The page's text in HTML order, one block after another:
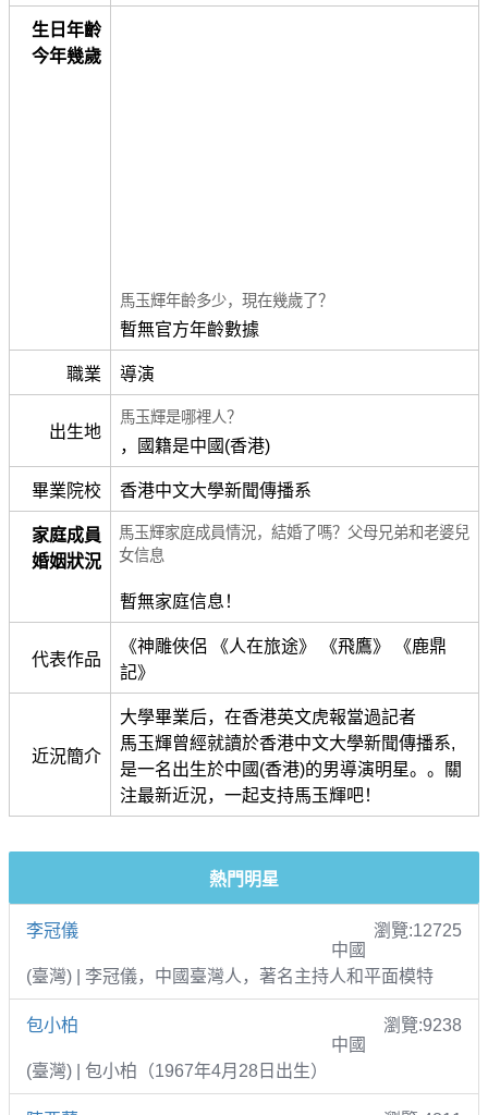
生日年齡
今年幾歲
馬玉輝年齡多少，現在幾歲了？
暫無官方年齡數據
職業 導演
出生地
馬玉輝是哪裡人？
，國籍是中國(香港)
畢業院校 香港中文大學新聞傳播系
家庭成員
婚姻狀況
馬玉輝家庭成員情況，結婚了嗎？父母兄弟和老婆兒
女信息
暫無家庭信息！
代表作品
《神雕俠侶 《人在旅途》 《飛鷹》 《鹿鼎
記》
近況簡介
大學畢業后，在香港英文虎報當過記者
馬玉輝曾經就讀於香港中文大學新聞傳播系,
是一名出生於中國(香港)的男導演明星。。關
注最新近況，一起支持馬玉輝吧！
熱門明星
李冠儀
瀏覽:12725
中國
(臺灣) | 李冠儀，中國臺灣人，著名主持人和平面模特
包小柏
瀏覽:9238
中國
(臺灣) | 包小柏（1967年4月28日出生）